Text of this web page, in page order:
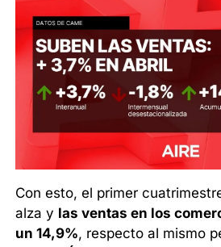
Con esto, el primer
alza y las ventas en los
un 14,9%, respecto al mismo